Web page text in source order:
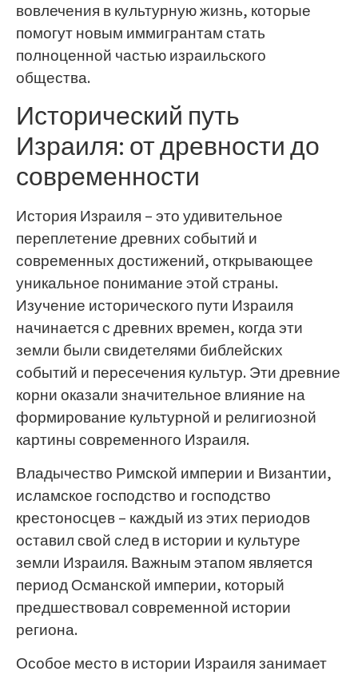
вовлечения в культурную жизнь, которые
помогут новым иммигрантам стать
полноценной частью израильского
общества.
Исторический путь
Израиля: от древности до
современности
История Израиля – это удивительное
переплетение древних событий и
современных достижений, открывающее
уникальное понимание этой страны.
Изучение исторического пути Израиля
начинается с древних времен, когда эти
земли были свидетелями библейских
событий и пересечения культур. Эти древние
корни оказали значительное влияние на
формирование культурной и религиозной
картины современного Израиля.
Владычество Римской империи и Византии,
исламское господство и господство
крестоносцев – каждый из этих периодов
оставил свой след в истории и культуре
земли Израиля. Важным этапом является
период Османской империи, который
предшествовал современной истории
региона.
Особое место в истории Израиля занимает